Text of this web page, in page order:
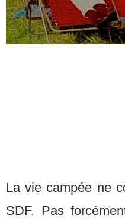
La vie campée ne
SDF. Pas